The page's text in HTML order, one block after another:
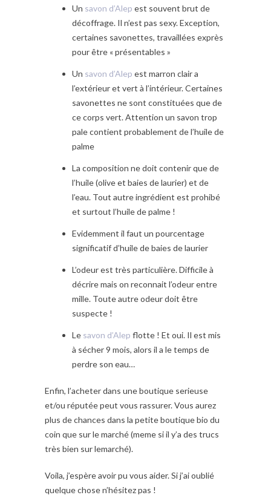
Un savon d’Alep est souvent brut de
décoffrage. Il n’est pas sexy. Exception,
certaines savonettes, travaillées exprès
pour être « présentables »
Un savon d’Alep est marron clair a
l’extérieur et vert à l’intérieur. Certaines
savonettes ne sont constituées que de
ce corps vert. Attention un savon trop
pale contient probablement de l’huile de
palme
La composition ne doit contenir que de
l’huile (olive et baies de laurier) et de
l’eau. Tout autre ingrédient est prohibé
et surtout l’huile de palme !
Evidemment il faut un pourcentage
significatif d’huile de baies de laurier
L’odeur est très particulière. Difficile à
décrire mais on reconnait l’odeur entre
mille. Toute autre odeur doit être
suspecte !
Le savon d’Alep flotte ! Et oui. Il est mis
à sécher 9 mois, alors il a le temps de
perdre son eau…
Enfin, l’acheter dans une boutique serieuse
et/ou réputée peut vous rassurer. Vous aurez
plus de chances dans la petite boutique bio du
coin que sur le marché (meme si il y’a des trucs
très bien sur lemarché).
Voila, j’espère avoir pu vous aider. Si j’ai oublié
quelque chose n’hésitez pas !